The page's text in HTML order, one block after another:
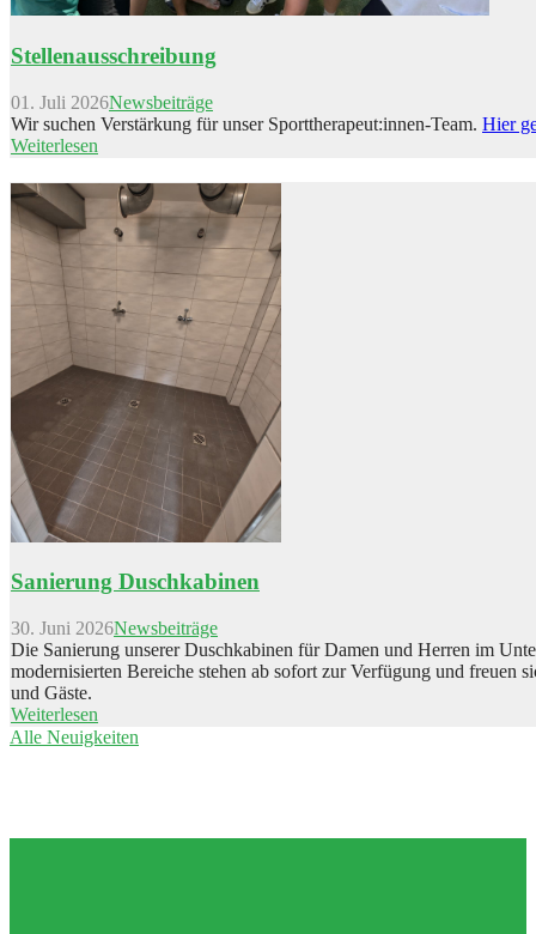
Stellenausschreibung
01. Juli 2026Newsbeiträge
Wir suchen Verstärkung für unser Sporttherapeut:innen-Team. Hier
Weiterlesen
Sanierung Duschkabinen
30. Juni 2026Newsbeiträge
Die Sanierung unserer Duschkabinen für Damen und Herren im
modernisierten Bereiche stehen ab sofort zur Verfügung und freuen
und Gäste.
Weiterlesen
Alle Neuigkeiten